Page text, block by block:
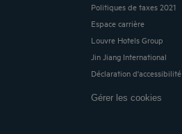
Politiques de taxes 2021
Espace carrière
Louvre Hotels Group
Jin Jiang International
Déclaration d'accessibilité
Gérer les cookies